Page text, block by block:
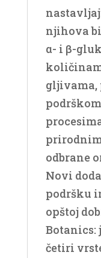
njihova
α- i β-
gljivama,
odbrane
Novi
podršku
opštoj
četiri